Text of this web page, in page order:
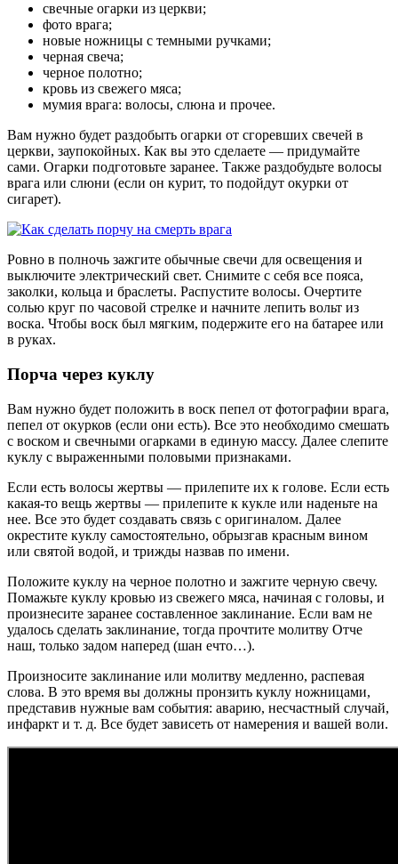
свечные огарки из церкви;
фото врага;
новые ножницы с темными ручками;
черная свеча;
черное полотно;
кровь из свежего мяса;
мумия врага: волосы, слюна и прочее.
Вам нужно будет раздобыть огарки от сгоревших свечей в
церкви, заупокойных. Как вы это сделаете — придумайте
сами. Огарки подготовьте заранее. Также раздобудьте волосы
врага или слюни (если он курит, то подойдут окурки от
сигарет).
Ровно в полночь зажгите обычные свечи для освещения и
выключите электрический свет. Снимите с себя все пояса,
заколки, кольца и браслеты. Распустите волосы. Очертите
солью круг по часовой стрелке и начните лепить вольт из
воска. Чтобы воск был мягким, подержите его на батарее или
в руках.
Порча через куклу
Вам нужно будет положить в воск пепел от фотографии врага,
пепел от окурков (если они есть). Все это необходимо смешать
с воском и свечными огарками в единую массу. Далее слепите
куклу с выраженными половыми признаками.
Если есть волосы жертвы — прилепите их к голове. Если есть
какая-то вещь жертвы — прилепите к кукле или наденьте на
нее. Все это будет создавать связь с оригиналом. Далее
окрестите куклу самостоятельно, обрызгав красным вином
или святой водой, и трижды назвав по имени.
Положите куклу на черное полотно и зажгите черную свечу.
Помажьте куклу кровью из свежего мяса, начиная с головы, и
произнесите заранее составленное заклинание. Если вам не
удалось сделать заклинание, тогда прочтите молитву Отче
наш, только задом наперед (шан ечто…).
Произносите заклинание или молитву медленно, распевая
слова. В это время вы должны пронзить куклу ножницами,
представив нужные вам события: аварию, несчастный случай,
инфаркт и т. д. Все будет зависеть от намерения и вашей воли.